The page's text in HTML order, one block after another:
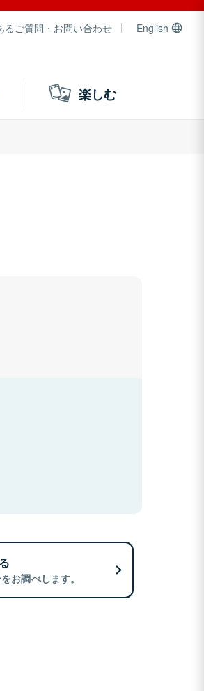
るご質問・お問い合わせ English
楽しむ
お調べします。